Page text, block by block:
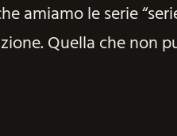
amiamo le serie
Quella che non